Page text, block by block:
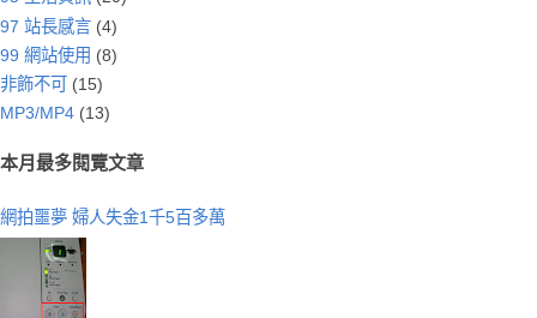
97 站長感言 (4)
99 網站使用 (8)
非飾不可
(15)
MP3/MP4 (13)
本月最多閱覽文章
網拍噩夢 婦人失金1千5百多萬